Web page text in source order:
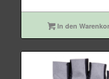
In den